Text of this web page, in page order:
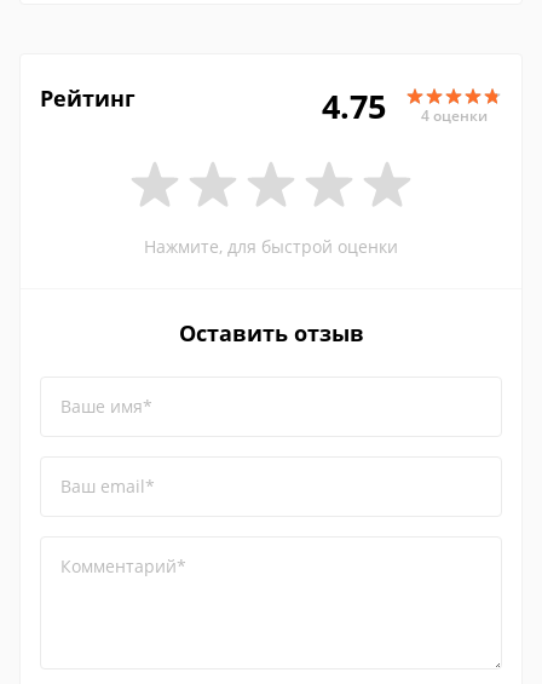
Рейтинг 4.75 4 оценки
Нажмите, для быстрой оценки
Оставить отзыв
Ваше имя*
Ваш email*
Комментарий*